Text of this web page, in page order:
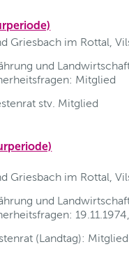
Griesbach im Rottal,
und
Mitglied
stv. Mitglied
Griesbach im Rottal,
und
(Landtag): Mitglied